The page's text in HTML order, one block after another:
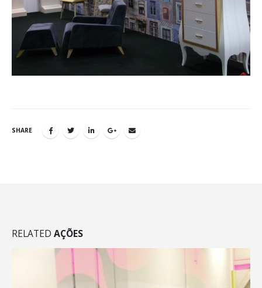
SHARE
RELATED AÇÕES